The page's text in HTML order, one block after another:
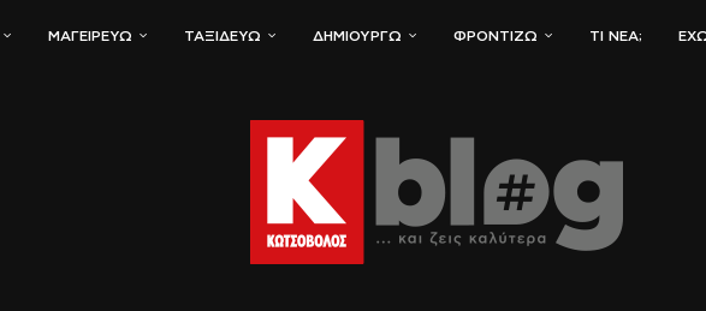
ΜΑΓΕΙΡΕΎΩ ΤΑΞΙΔΕΎΩ ΔΗΜΙΟΥΡΓΏ ΦΡΟΝΤΊΖΩ ΤΙ ΝΈΑ;